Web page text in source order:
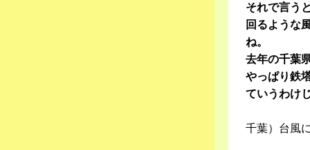
それで言う
回るような
ね。
去年の千葉
やっぱり鉄
ていうわけ
千葉）台風